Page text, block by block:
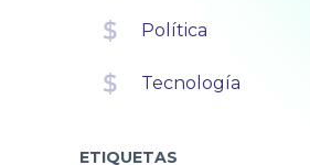
Política
Tecnología
ETIQUETAS